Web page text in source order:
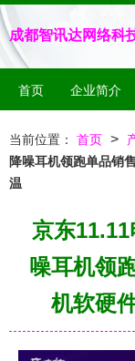
成都智讯达网络科
首页 企业简介
当前位置： 首页 >
降噪耳机领跑单品销
温
京东
噪耳机领
机软硬